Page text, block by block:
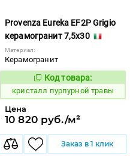
Provenza Eureka EF2P Grigio
керамогранит 7,5x30
Материал:
Керамогранит
821982
Код товара:
кристалл пурпурной травы
Цена
10 820 руб./м²
Заказ в 1 клик